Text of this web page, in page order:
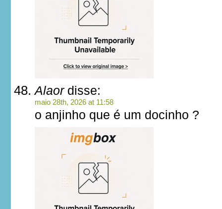
Alaordisse:
maio 28th, 2026 at 11:58
o anjinho que é um docinho ?